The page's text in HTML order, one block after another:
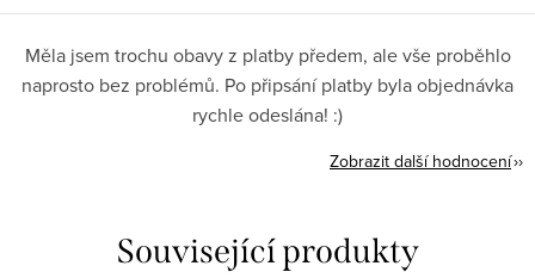
Měla jsem trochu obavy z platby předem, ale vše proběhlo
naprosto bez problémů. Po připsání platby byla objednávka
rychle odeslána! :)
Zobrazit další hodnocení
Související produkty